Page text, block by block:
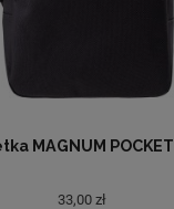
MAGNUM
33,00 zł